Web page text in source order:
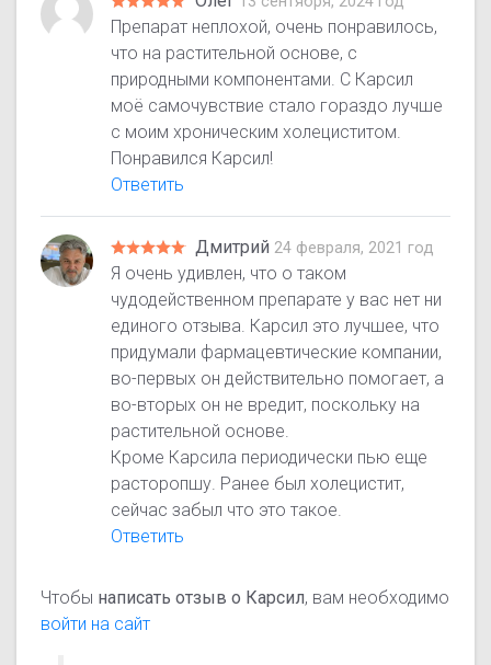
Препарат неплохой, очень понравилось,
что на растительной основе, с
природными компонентами. С Карсил
моё самочувствие стало гораздо лучше
с моим хроническим холециститом.
Понравился Карсил!
Ответить
Дмитрий 24 февраля, 2021 год
Я очень удивлен, что о таком
чудодейственном препарате у вас нет ни
единого отзыва. Карсил это лучшее, что
придумали фармацевтические компании,
во-первых он действительно помогает, а
во-вторых он не вредит, поскольку на
растительной основе.
Кроме Карсила периодически пью еще
расторопшу. Ранее был холецистит,
сейчас забыл что это такое.
Ответить
Чтобы написать отзыв о Карсил, вам необходимо
войти на сайт